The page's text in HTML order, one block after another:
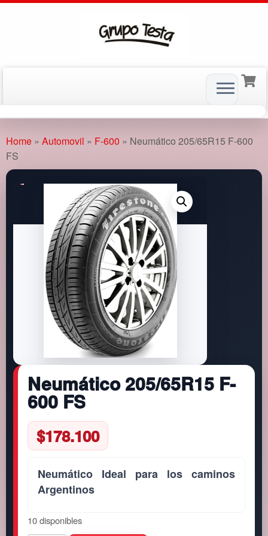
to
content
Home » Automovil » F-600 » Neumático 205/65R15 F-600
FS
Neumático 205/65R15 F-
600 FS
$178.100
Neumático Ideal para los caminos
Argentinos
10 disponibles